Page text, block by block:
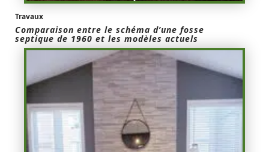
Travaux
Comparaison entre le schéma d’une fosse
septique de 1960 et les modèles actuels